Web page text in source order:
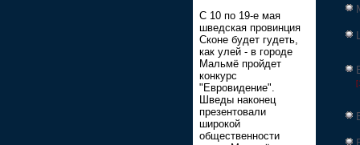
С 10 по 19-е мая
шведская провинция
Сконе будет гудеть,
как улей - в городе
Мальмё пройдет
конкурс
"Евровидение".
Шведы наконец
презентовали
широкой
общественности